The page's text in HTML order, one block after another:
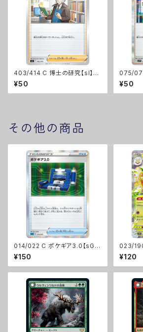
403/414 C 博士の研究【sI】F
レギュ
¥50
075/
V】Gレギ
¥50
その他の商品
014/022 C ポケギア3.0【sGI】
[D]
¥150
023/
【sv4a】
¥120